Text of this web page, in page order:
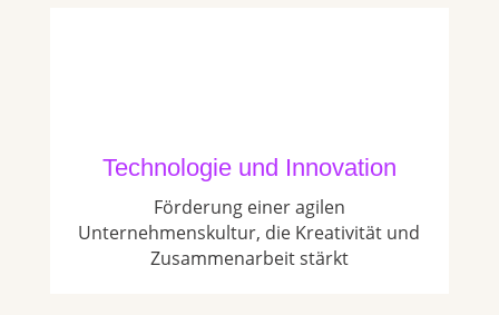
Technologie und Innovation
Förderung einer agilen
Unternehmenskultur, die Kreativität und
Zusammenarbeit stärkt